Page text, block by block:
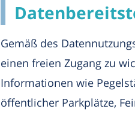
Gemäß des
einen freien Zugang zu
Informationen wie
öffentlicher Parkplätze,